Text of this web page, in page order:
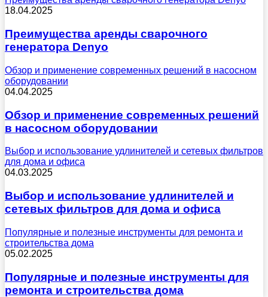
18.04.2025
Преимущества аренды сварочного
генератора Denyo
Обзор и применение современных решений в насосном
оборудовании
04.04.2025
Обзор и применение современных решений
в насосном оборудовании
Выбор и использование удлинителей и сетевых фильтров
для дома и офиса
04.03.2025
Выбор и использование удлинителей и
сетевых фильтров для дома и офиса
Популярные и полезные инструменты для ремонта и
строительства дома
05.02.2025
Популярные и полезные инструменты для
ремонта и строительства дома